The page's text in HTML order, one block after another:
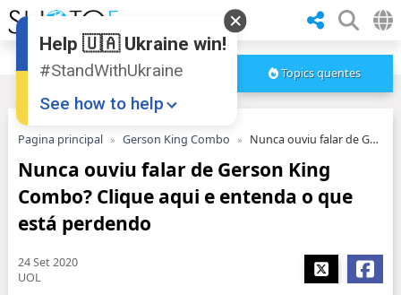
Topics quentes
Pagina principal Gerson King Combo Nunca ouviu falar de Gerson King Combo? Clique aqui e entenda o que está perdendo
Nunca ouviu falar de Gerson King
Combo? Clique aqui e entenda o que
está perdendo
24 Set 2020
UOL
Help 🇺🇦 Ukraine win!
#StandWithUkraine
See how to help
Donate